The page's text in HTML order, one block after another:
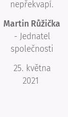
nepřekvapí.
Martin Růžička
- Jednatel
společnosti
25. května
2021